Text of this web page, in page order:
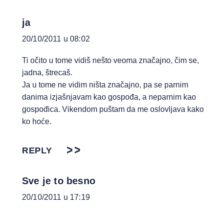
ja
20/10/2011 u 08:02
Ti očito u tome vidiš nešto veoma značajno, čim se,
jadna, štrecaš.
Ja u tome ne vidim ništa značajno, pa se parnim
danima izjašnjavam kao gospođa, a neparnim kao
gospođica. Vikendom puštam da me oslovljava kako
ko hoće.
REPLY
Sve je to besno
20/10/2011 u 17:19